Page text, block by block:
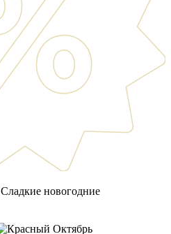
Сладкие новогодние